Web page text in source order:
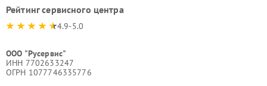
Рейтинг сервисного центра
4.9-5.0
ООО "Русервис"
ИНН 7702633247
ОГРН 1077746335776